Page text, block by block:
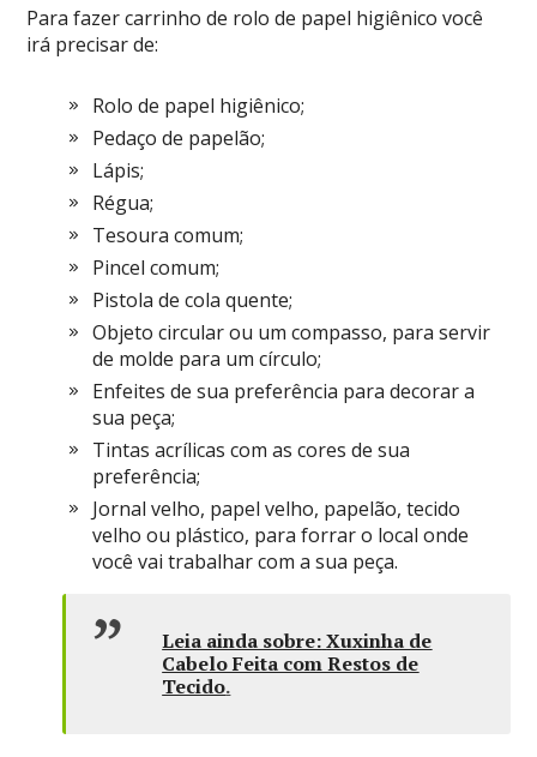
Para fazer carrinho de rolo de papel higiênico você
irá precisar de:
Rolo de papel higiênico;
Pedaço de papelão;
Lápis;
Régua;
Tesoura comum;
Pincel comum;
Pistola de cola quente;
Objeto circular ou um compasso, para servir
de molde para um círculo;
Enfeites de sua preferência para decorar a
sua peça;
Tintas acrílicas com as cores de sua
preferência;
Jornal velho, papel velho, papelão, tecido
velho ou plástico, para forrar o local onde
você vai trabalhar com a sua peça.
Leia ainda sobre: Xuxinha de
Cabelo Feita com Restos de
Tecido.